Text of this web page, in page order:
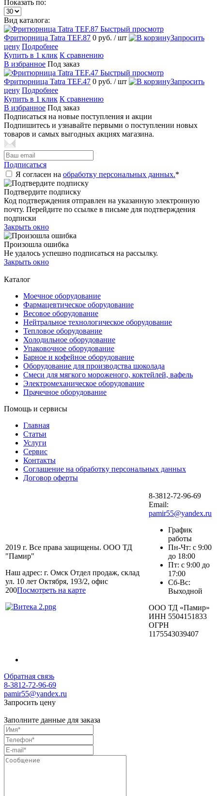
Показать по:
Вид каталога:
Быстрый просмотр
Фритюрница Tatra TEF.87 0 руб. / шт
Запросить
цену Подробнее
Купить в 1 клик К сравнению
В избранное Под заказ
Быстрый просмотр
Фритюрница Tatra TEF.47 0 руб. / шт
Запросить
цену Подробнее
Купить в 1 клик К сравнению
В избранное Под заказ
Подписаться на новые поступления и акции
Подпишитесь и узнавайте первыми о поступлении новых
товаров и самых выгодных акциях магазина.
Подписаться
Я согласен на обработку персональных данных.*
Подтвердите подписку
Код подтверждения отправлен на указанную электронную
почту. Перейдите по ссылке в письме для подтверждения
подписки
Закрыть окно
Произошла ошибка
Не удалось успешно подписаться на рассылку.
Закрыть окно
Каталог
Моечное оборудование
Фармацевтическое оборудование
Весовое оборудование
Нейтральное технологическое оборудование
Тепловое оборудование
Холодильное оборудование
Упаковочное оборудование
Барное и кофейное оборудование
Оборудование для производства шоколада
Смеси для мягкого мороженого, коктейлей, вафель
Электромеханическое оборудование
Прачечное оборудование
Помощь и сервисы
Главная
Статьи
Услуги
Сервис
Контакты
Соглашение на обработку персональных данных
Договор оферты
2019 г. Все права защищены. ООО ТД
"Памир"
Наш адрес: г. Омск Отдел продаж, склад
ул. 10 лет Октября, 193/2, офис
200Посмотреть на карте
8-3812-72-96-69
Email:
pamir55@yandex.ru
График
работы
Пн-Чт: с 9:00
до 18:00
Пт: с 9:00 до
17:00
Сб-Вс:
Выходной
ООО ТД «Памир»
ИНН 5504151833
ОГРН
1175543039407
Обратная связь
8-3812-72-96-69
pamir55@yandex.ru
Запросить цену
Заполните данные для заказа